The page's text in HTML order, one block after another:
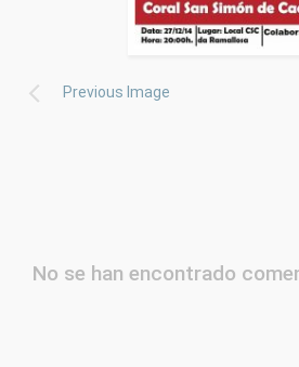
Previous Image
No se han encontrado